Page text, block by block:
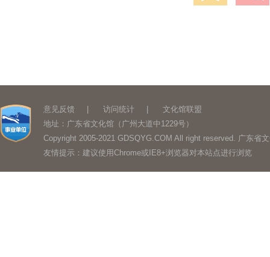
意见反馈 访问统计
文化馆联盟
地址：广东省文化馆（广州大道中1229号）
Copyright 2005-2021 GDSQYG.COM All right reserved. 广东省
友情提示：建议使用Chrome或IE8+浏览器对本站点进行浏览